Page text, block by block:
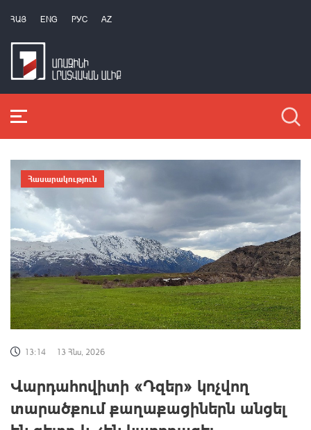
ՀԱՅ ENG РУС AZ
Հասարակություն
13:14 13 Հնս, 2026
Վարդահովիտի «Դզեր» կոչվող
տարածքում քաղաքացիներն անցել